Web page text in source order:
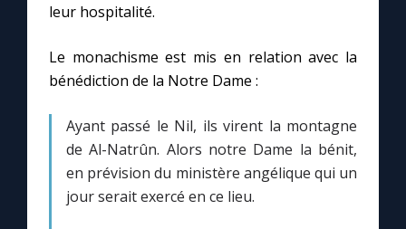
Une neuvaine
À la une
1000 Raisons de Croire
leur hospitalité.
Le monachisme est mis en relation avec la
bénédiction de la Notre Dame :
Ayant passé le Nil, ils virent la montagne
de Al-Natrûn. Alors notre Dame la bénit,
en prévision du ministère angélique qui un
jour serait exercé en ce lieu.